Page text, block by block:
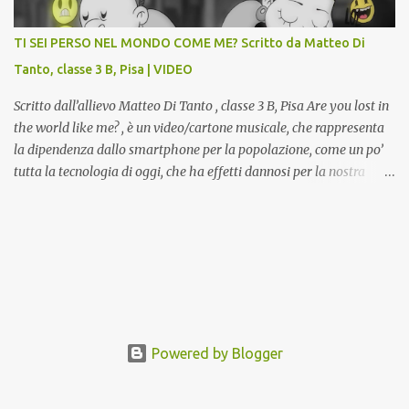
Comunale "Peppino Impastato" di Cascina. Quadri, disegni,
progetti di arredamento e di mobili, intarsi ed intagli lignei
da allievi e studenti dell’Istituto d’Arte durante il...
TI SEI PERSO NEL MONDO COME ME? Scritto da Matteo Di
Tanto, classe 3 B, Pisa | VIDEO
Scritto dall’allievo Matteo Di Tanto , classe 3 B, Pisa Are you lost in
the world like me? , è un video/cartone musicale, che rappresenta
la dipendenza dallo smartphone per la popolazione, come un po’
tutta la tecnologia di oggi, che ha effetti dannosi per la nostra
valori umani, fatti di rapporti sociali, come amicizia, amore,
Powered by Blogger